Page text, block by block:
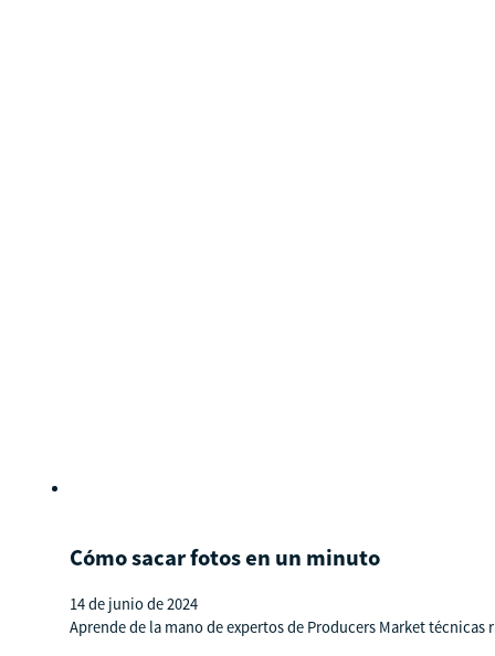
Cómo sacar fotos en un minuto
14 de junio de 2024
Aprende de la mano de expertos de Producers Market